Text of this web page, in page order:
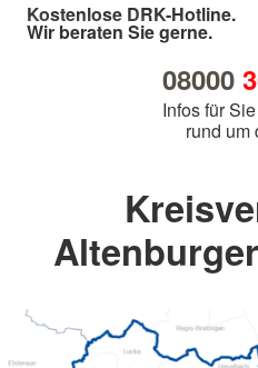
Kostenlose DRK-Hotline.
Wir beraten Sie gerne.
08000
Infos für
rund um